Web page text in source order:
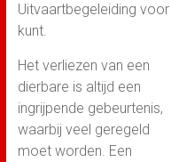
Uitvaartbegeleiding
kunt.
Het verliezen van een
dierbare is altijd een
ingrijpende gebeurtenis,
waarbij veel geregeld
moet worden. Een